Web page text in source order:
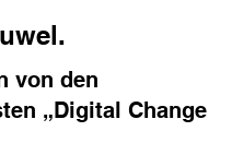
von den
„Digital Change